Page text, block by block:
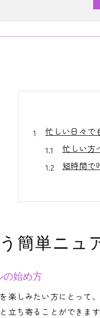
忙しい日々で
忙しい方
短時間で
忙しい
自宅でも
駅近で時短を
駅近サロ
仕事帰り
簡単ニュ
の始め方
楽しみたい方にとって
立ち寄ることができま